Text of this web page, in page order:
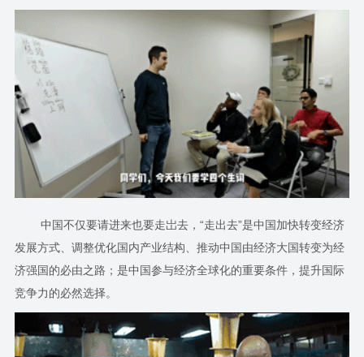
中国不仅要请进来也要走岀去，“走出去”是中国加快转变经济
发展方式、调整优化国内产业结构、推动中国由经济大国转变为经
济强国的必由之路；是中国参与经济全球化的重要条件，提升国际
竞争力的必然选择。